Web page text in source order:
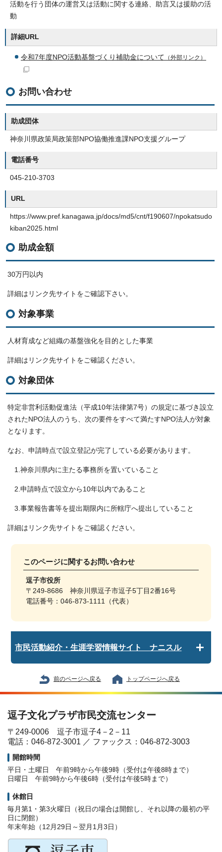
活動を行う団体の運営又は活動に関する連絡、助言又は援助の活
動
詳細URL
令和7年度NPO活動基盤づくり補助金について （外部リンク）
お問い合わせ
助成団体
神奈川県政策局政策部NPO協働推進課NPO支援グループ
電話番号
045-210-3703
URL
https://www.pref.kanagawa.jp/docs/md5/cnt/f190607/npokatsudo
kiban2025.html
助成金額
30万円以内
詳細はリンク先サイトをご確認下さい。
対象事業
人材育成など組織の基盤強化を目的とした事業
詳細はリンク先サイトをご確認ください。
対象団体
特定非営利活動促進法（平成10年法律第7号）の規定に基づき設立
されたNPO法人のうち、次の要件をすべて満たすNPO法人が対象
となります。
なお、申請時点で設立登記が完了している必要があります。
1.神奈川県内に主たる事務所を置いていること
2.申請時点で設立から10年以内であること
3.事業報告書等を提出期限内に所轄庁へ提出していること
詳細はリンク先サイトをご確認ください。
このページに関するお問い合わせ
逗子市役所
〒249-8686 神奈川県逗子市逗子5丁目2番16号
電話番号：046-873-1111（代表）
市民活動紹介・生涯学習情報サイト ナニスル
前のページへ戻る トップページへ戻る
逗子文化プラザ市民交流センター
〒249-0006 逗子市逗子4－2－11
電話：046-872-3001 ／ ファックス：046-872-3003
開館時間
平日・土曜日 午前9時から午後9時（受付は午後8時まで）
日曜日 午前9時から午後6時（受付は午後5時まで）
休館日
毎月第1・第3火曜日（祝日の場合は開館し、それ以降の最初の平
日に閉館）
年末年始（12月29日～翌月1月3日）